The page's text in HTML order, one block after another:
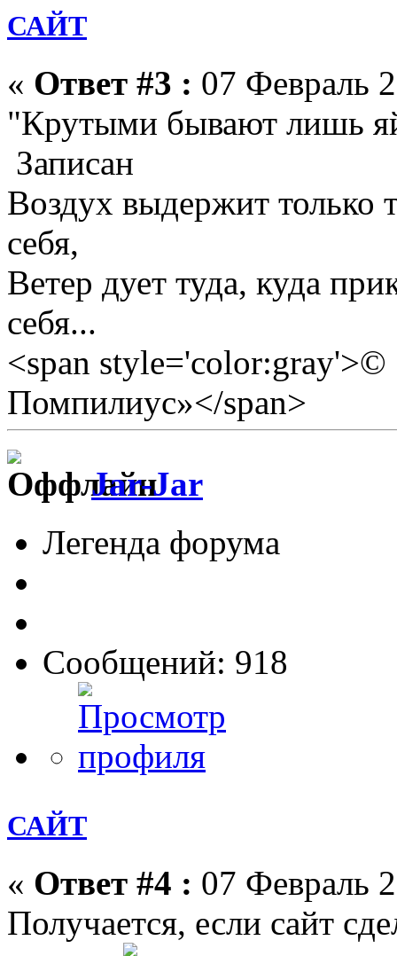
САЙТ
« Ответ #3 : 07 Февраль
"Крутыми бывают лишь
Записан
Воздух выдержит только
себя,
Ветер дует туда, куда
себя...
<span style='color:gray'>©
Помпилиус»</span>
Jar-Jar
Легенда форума
Сообщений: 918
САЙТ
« Ответ #4 : 07 Февраль
Получается, если сайт